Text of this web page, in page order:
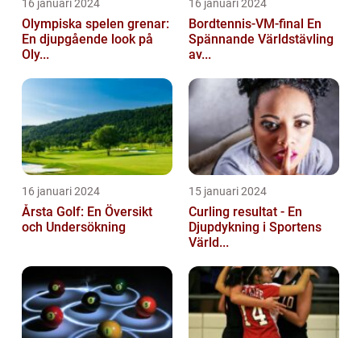
16 januari 2024
Olympiska spelen grenar:
En djupgående look på
Oly...
16 januari 2024
Bordtennis-VM-final En
Spännande Världstävling
av...
16 januari 2024
Årsta Golf: En Översikt
och Undersökning
15 januari 2024
Curling resultat - En
Djupdykning i Sportens
Värld...